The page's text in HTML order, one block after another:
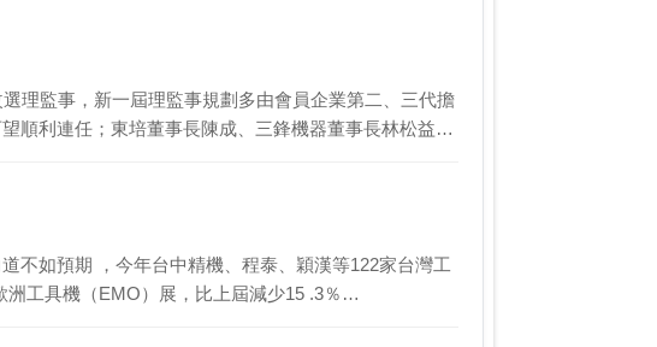
理監事，新一屆理監事規劃多由會員企業第二、三代擔
順利連任；東培董事長陳成、三鋒機器董事長林松益、
不如預期 ，今年台中精機、程泰、穎漢等122家台灣工
洲工具機（EMO）展，比上屆減少15 .3％…